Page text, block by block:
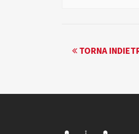
EVENTO
TORNA